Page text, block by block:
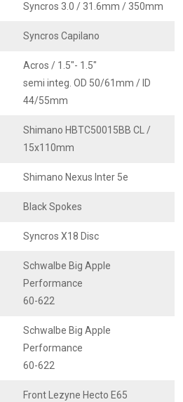
Syncros 3.0 / 31.6mm / 350mm
Syncros Capilano
Acros / 1.5"- 1.5"
semi integ. OD 50/61mm / ID
44/55mm
Shimano HBTC50015BB CL /
15x110mm
Shimano Nexus Inter 5e
Black Spokes
Syncros X18 Disc
Schwalbe Big Apple
Performance
60-622
Schwalbe Big Apple
Performance
60-622
Front Lezyne Hecto E65